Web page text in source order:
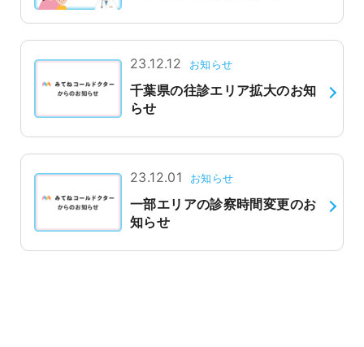
23.12.12 お知らせ
千葉県の往診エリア拡大のお知
らせ
23.12.01 お知らせ
一部エリアの診察時間変更のお
知らせ